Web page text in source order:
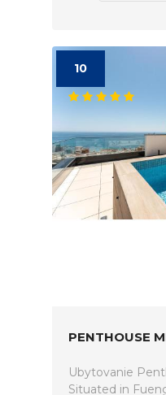
10
PENTHOUSE
Ubytovanie
Situated in